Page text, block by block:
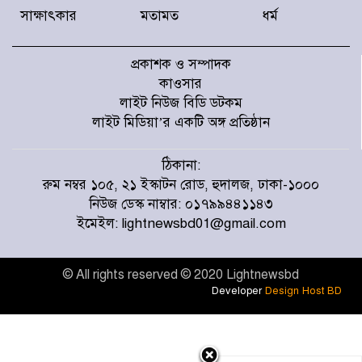
সাদ্দাম-ইনানকে ফোনে হামলার নির্দেশ দেন
ওবায়দুল কাদের
দণ্ডপ্রাপ্ত হাসিনাকে বক্তব্যের সুযোগ দিয়ে
সার্বভৌমত্বের প্রতি অপমান করেছে ভারত:
রাষ্ট্রপতি নির্বাচনের জন্য ইসিতে ভোটার তালিকা
সাক্ষাৎকার
মতামত
ধর্ম
প্রকাশক ও সম্পাদক
কাওসার
লাইট নিউজ বিডি ডটকম
লাইট মিডিয়া’র একটি অঙ্গ প্রতিষ্ঠান
ঠিকানা:
রুম নম্বর ১০৫, ২১ ইস্কাটন রোড, হুদালজ, ঢাকা-১০০০
নিউজ ডেস্ক নাম্বার: ০১৭৯৯৪৪১১৪৩
ইমেইল: lightnewsbd01@gmail.com
© All rights reserved © 2020 Lightnewsbd
Developer Design Host BD